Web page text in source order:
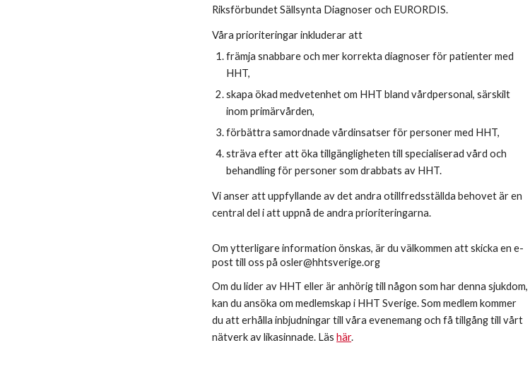
Riksförbundet Sällsynta Diagnoser och EURORDIS.
Våra prioriteringar inkluderar att
främja snabbare och mer korrekta diagnoser för patienter med
HHT,
skapa ökad medvetenhet om HHT bland vårdpersonal, särskilt
inom primärvården,
förbättra samordnade vårdinsatser för personer med HHT,
sträva efter att öka tillgängligheten till specialiserad vård och
behandling för personer som drabbats av HHT.
Vi anser att uppfyllande av det andra otillfredsställda behovet är en
central del i att uppnå de andra prioriteringarna.
Om ytterligare information önskas, är du välkommen att skicka en e-
post till oss på osler@hhtsverige.org
Om du lider av HHT eller är anhörig till någon som har denna sjukdom,
kan du ansöka om medlemskap i HHT Sverige. Som medlem kommer
du att erhålla inbjudningar till våra evenemang och få tillgång till vårt
nätverk av likasinnade. Läshär.